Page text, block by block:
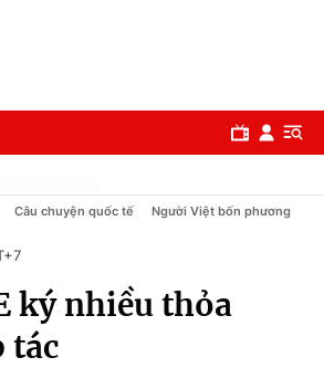
Câu chuyện quốc tế Người Việt bốn phương
ký nhiều thỏa
tác